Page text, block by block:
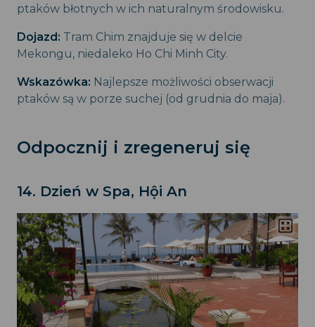
ptaków błotnych w ich naturalnym środowisku.
Dojazd: Tram Chim znajduje się w delcie
Mekongu, niedaleko Ho Chi Minh City.
Wskazówka: Najlepsze możliwości obserwacji
ptaków są w porze suchej (od grudnia do maja).
Odpocznij i zregeneruj się
14. Dzień w Spa, Hội An